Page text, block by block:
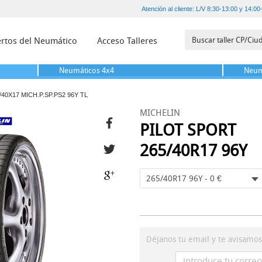
Atención al cliente: L/V 8:30-13:00 y
del Neumático Acceso Talleres
Neumáticos 4x4
MICH.P.SP.PS2 96Y TL
MICHELIN
PILOT SPORT
265/40R17 96Y
265/40R17 96Y - 0 €
Déjanos tu email y te